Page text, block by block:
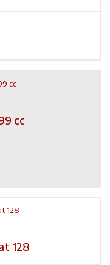
cc
128